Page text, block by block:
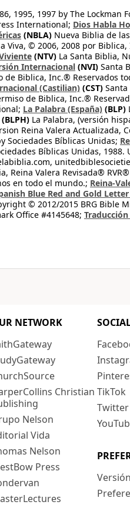
1995, 1997 by The Lockman
International; Dios Habla
(NBLA) Nueva Biblia de
Viva, © 2006, 2008 por
(NTV) La Santa Biblia,
Internacional (NVI) Santa
Biblica, Inc.® Reservados
(Castilian) (CST) Santa
de Biblica, Inc.®
La Palabra (España) (BLP)
(BLPH) La Palabra, (versión
Reina Valera Actualizada,
Sociedades Bíblicas Unidas;
Bíblicas Unidas,
Reina Valera Revisada®
en todo el mundo.; Reina-
Blue Red and Gold
© 2012/2015 BRG
Office #4145648;
NETWORK
Christian
Nelson
Vida
Nelson
Press
TikTok
Twitter